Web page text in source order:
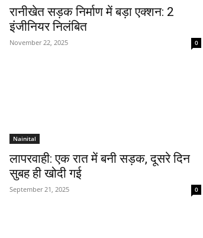
रानीखेत सड़क निर्माण में बड़ा एक्शन: 2
इंजीनियर निलंबित
November 22, 2025 0
Nainital
लापरवाही: एक रात में बनी सड़क, दूसरे दिन
सुबह ही खोदी गई
September 21, 2025 0